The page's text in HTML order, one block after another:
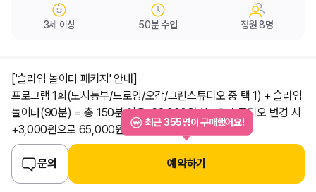
나이 제한
3세 이상
수업 시간
50분 수업
정원
정원8명
['슬라임 놀이터 패키지' 안내]
프로그램 1회(도시농부/드로잉/오감/그린스튜디오 중 택 1) + 슬라임
놀이터(90분) = 총 150분 이용, 62,000원 (*그린스튜디오 변경 시
+3,000원으로 65,000원)
[슬라임 놀이터 패키지 신청 방법]
- '오감' 온라인 예약 후 현장에서 슬라임 놀이터 추가 요금 29,000원
문의 예약하기
최근355명이 구매했어요!